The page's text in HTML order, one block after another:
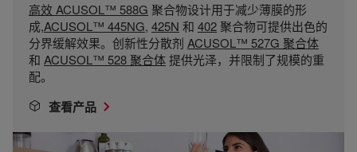
高效 ACUSOL™ 588G 聚合物设计用于减少薄膜的形
成,ACUSOL™ 445NG, 425N 和 402 聚合物可提供出色的
分界缓解效果。创新性分散剂 ACUSOL™ 527G 聚合体
和 ACUSOL™ 528 聚合体提供光泽，并限制了规模的重
配。
查看产品